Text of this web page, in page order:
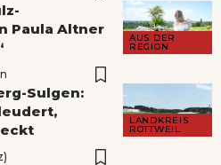
AUS DER
REGION
Paula Altner
LANDKREIS
ROTTWEIL
Sulgen: